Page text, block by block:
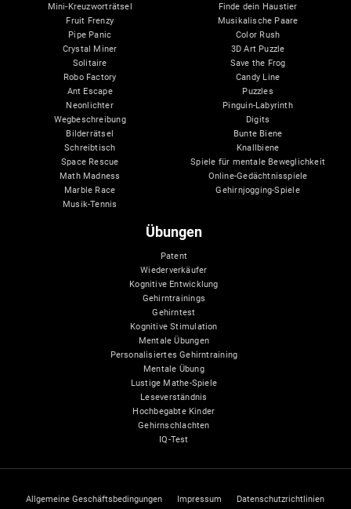
Mini-Kreuzworträtsel
Fruit Frenzy
Pipe Panic
Crystal Miner
Solitaire
Robo Factory
Ant Escape
Neonlichter
Wegbeschreibung
Bilderrätsel
Schreibtisch
Space Rescue
Math Madness
Marble Race
Musik-Tennis
Finde dein Haustier
Musikalische Paare
Color Rush
3D Art Puzzle
Save the Frog
Candy Line
Puzzles
Pinguin-Labyrinth
Digits
Bunte Biene
Knallbiene
Spiele für mentale Beweglichkeit
Online-Gedächtnisspiele
Gehirnjogging-Spiele
Übungen
Patent
Wiederverkäufer
Kognitive Entwicklung
Gehirntrainings
Gehirntest
Kognitive Stimulation
Mentale Übungen
Personalisiertes Gehirntraining
Mentale Übung
Lustige Mathe-Spiele
Leseverständnis
Hochbegabte Kinder
Gehirnschlachten
IQ-Test
Allgemeine Geschäftsbedingungen Impressum Datenschutzrichtlinien